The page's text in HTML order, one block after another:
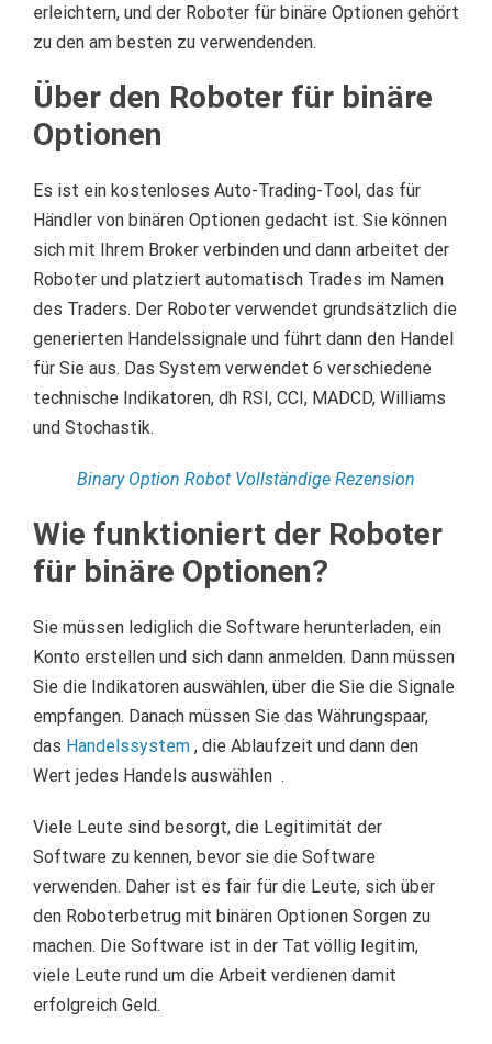
erleichtern, und der Roboter für binäre Optionen gehört
zu den am besten zu verwendenden.
Über den Roboter für binäre
Optionen
Es ist ein kostenloses Auto-Trading-Tool, das für
Händler von binären Optionen gedacht ist. Sie können
sich mit Ihrem Broker verbinden und dann arbeitet der
Roboter und platziert automatisch Trades im Namen
des Traders. Der Roboter verwendet grundsätzlich die
generierten Handelssignale und führt dann den Handel
für Sie aus. Das System verwendet 6 verschiedene
technische Indikatoren, dh RSI, CCI, MADCD, Williams
und Stochastik.
Binary Option Robot Vollständige Rezension
Wie funktioniert der Roboter
für binäre Optionen?
Sie müssen lediglich die Software herunterladen, ein
Konto erstellen und sich dann anmelden. Dann müssen
Sie die Indikatoren auswählen, über die Sie die Signale
empfangen. Danach müssen Sie das Währungspaar,
das Handelssystem , die Ablaufzeit und dann den
Wert jedes Handels auswählen .
Viele Leute sind besorgt, die Legitimität der
Software zu kennen, bevor sie die Software
verwenden. Daher ist es fair für die Leute, sich über
den Roboterbetrug mit binären Optionen Sorgen zu
machen. Die Software ist in der Tat völlig legitim,
viele Leute rund um die Arbeit verdienen damit
erfolgreich Geld.